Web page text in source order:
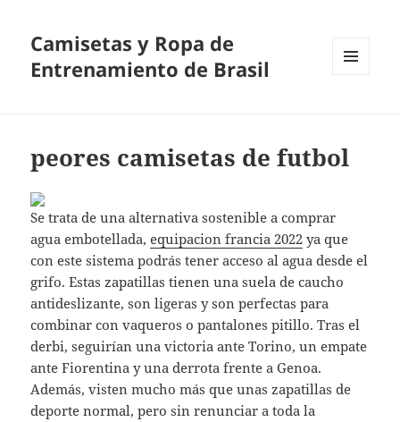
Camisetas y Ropa de
Entrenamiento de Brasil
peores camisetas de futbol
Se trata de una alternativa sostenible a comprar
agua embotellada,equipacion francia 2022 ya que
con este sistema podrás tener acceso al agua desde el
grifo. Estas zapatillas tienen una suela de caucho
antideslizante, son ligeras y son perfectas para
combinar con vaqueros o pantalones pitillo. Tras el
derbi, seguirían una victoria ante Torino, un empate
ante Fiorentina y una derrota frente a Genoa.
Además, visten mucho más que unas zapatillas de
deporte normal, pero sin renunciar a toda la